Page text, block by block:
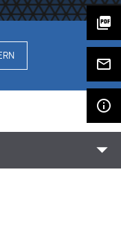
picture_as_pdf
mail_outline
info_outline
arrow_drop_down